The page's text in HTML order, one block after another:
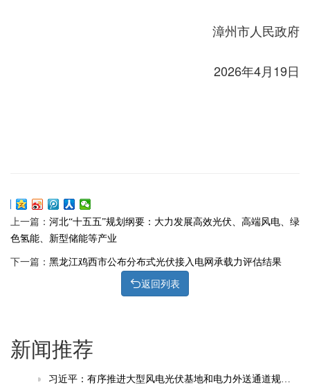
漳州市人民政府
2026年4月19日
上一篇： 河北“十五五”规划纲要：大力发展高效光伏、高端风电、绿
色氢能、新型储能等产业
下一篇： 黑龙江鸡西市公布分布式光伏接入电网承载力评估结果
返回列表
新闻推荐
习近平：有序推进大型风电光伏基地和电力外送通道规划建设，加快重点行业清洁能源替代